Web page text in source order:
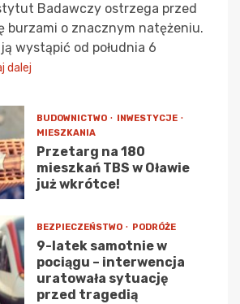
Badawczy ostrzega przed
burzami o znacznym natężeniu.
wystąpić od południa 6
dalej
BUDOWNICTWO
INWESTYCJE
MIESZKANIA
Przetarg na 180
mieszkań TBS w Oławie
już wkrótce!
BEZPIECZEŃSTWO PODRÓŻE
9-latek samotnie w
pociągu – interwencja
uratowała sytuację
przed tragedią